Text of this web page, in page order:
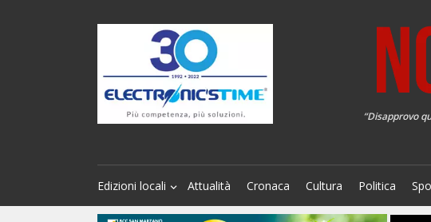
“Disapprovo
Edizioni locali Attualità Cronaca Cultura Politica